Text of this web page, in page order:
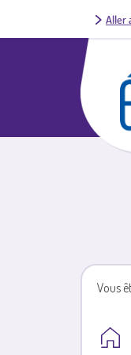
Aller
Vous